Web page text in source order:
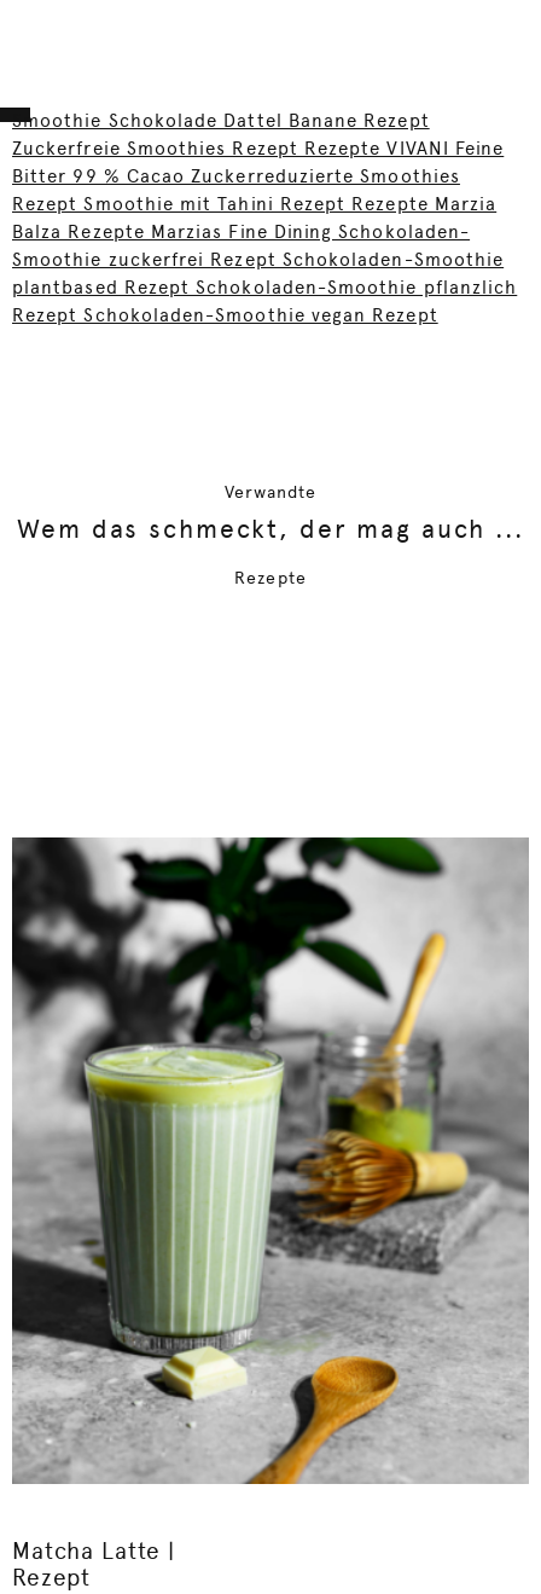
Smoothie Schokolade Dattel Banane Rezept
Zuckerfreie Smoothies Rezept Rezepte VIVANI Feine
Bitter 99 % Cacao Zuckerreduzierte Smoothies
Rezept Smoothie mit Tahini Rezept Rezepte Marzia
Balza Rezepte Marzias Fine Dining Schokoladen-
Smoothie zuckerfrei Rezept Schokoladen-Smoothie
plantbased Rezept Schokoladen-Smoothie pflanzlich
Rezept Schokoladen-Smoothie vegan Rezept
Verwandte
Wem das schmeckt, der mag auch ...
Rezepte
Matcha Latte |
Rezept